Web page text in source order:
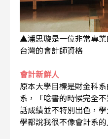
▲潘思璇是一位非常專
台灣的會計師資格
會計新鮮人
原本大學目標是財金科
系，「唸書的時候完全
話成績並不特別出色，
學都說我很不像會計系